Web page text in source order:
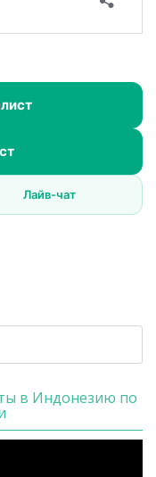
Лайв-чат
в Индонезию по